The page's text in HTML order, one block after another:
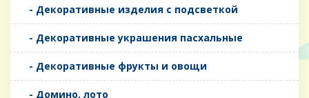
- Декоративные изделия с подсветкой
- Декоративные украшения пасхальные
- Декоративные фрукты и овощи
- Домино, лото